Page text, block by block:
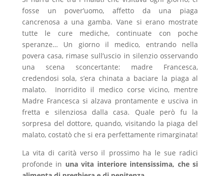
fosse un pover’uomo, affetto da una piaga
cancrenosa a una gamba. Vane si erano mostrate
tutte le cure mediche, continuate con poche
speranze… Un giorno il medico, entrando nella
povera casa, rimase sull’uscio in silenzio osservando
una scena sconcertante: madre Francesca,
credendosi sola, s’era chinata a baciare la piaga al
malato. Inorridito il medico corse vicino, mentre
Madre Francesca si alzava prontamente e usciva in
fretta e silenziosa dalla casa. Quale però fu la
sorpresa del dottore, quando, visitando la piaga del
malato, costatò che si era perfettamente rimarginata!
La vita di carità verso il prossimo ha le sue radici
profonde in una vita interiore intensissima, che si